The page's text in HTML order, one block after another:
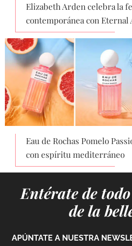
Elizabeth Arden celebra la
contemporánea con Eternal
Eau de Rochas Pomelo
con espíritu mediterráneo
Entérate de
de la
APÚNTATE A NUESTRA